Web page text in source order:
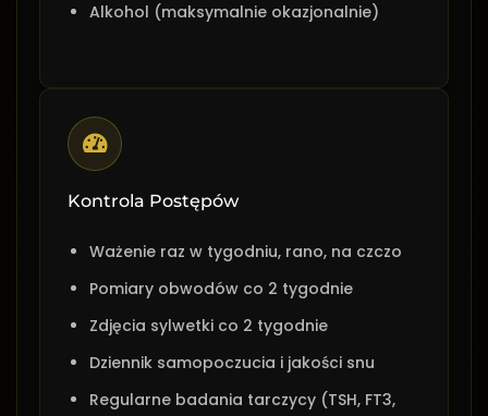
Alkohol (maksymalnie okazjonalnie)
Kontrola Postępów
Ważenie raz w tygodniu, rano, na czczo
Pomiary obwodów co 2 tygodnie
Zdjęcia sylwetki co 2 tygodnie
Dziennik samopoczucia i jakości snu
Regularne badania tarczycy (TSH, FT3,